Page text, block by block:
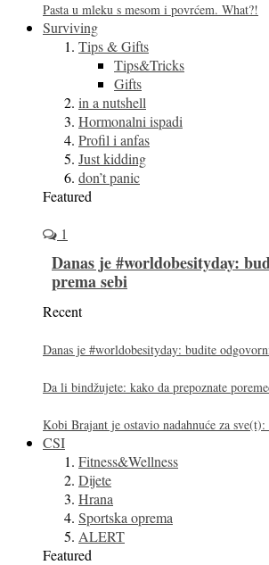
Pasta u mleku s mesom i povrćem. What?!
Surviving
Tips & Gifts
Tips&Tricks
Gifts
in a nutshell
Hormonalni ispadi
Profil i anfas
Just kidding
don’t panic
Featured
1
Danas je #worldobesityday:
prema sebi
Recent
Danas je #worldobesityday: budite
Da li bindžujete: kako da prepoznate
Kobi Brajant je ostavio nadahnuće za
CSI
Fitness&Wellness
Dijete
Hrana
Sportska oprema
ALERT
Featured